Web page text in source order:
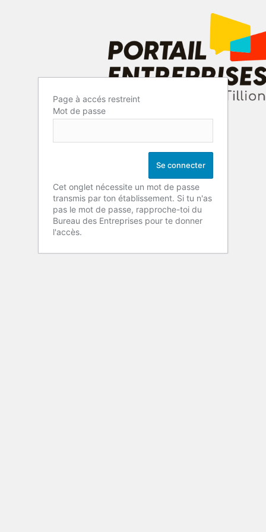
Page à accés restreint
Mot de passe
Cet onglet nécessite un mot de passe
transmis par ton établissement. Si tu n'as
pas le mot de passe, rapproche-toi du
Bureau des Entreprises pour te donner
l'accès.